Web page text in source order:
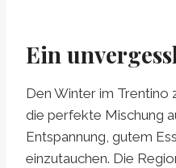
Ein
Den Winter im Trentino
die perfekte Mischung
Entspannung, gutem
einzutauchen. Die